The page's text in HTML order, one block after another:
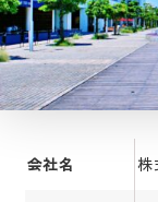
会社名 株